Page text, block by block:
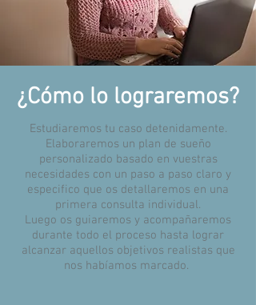
¿Cómo lo lograremos?
Estudiaremos tu caso detenidamente.
Elaboraremos un plan de sueño
personalizado basado en vuestras
necesidades con un paso a paso claro y
especifico que os detallaremos en una
primera consulta individual.
Luego os guiaremos y acompañaremos
durante todo el proceso hasta lograr
alcanzar aquellos objetivos realistas que
nos habíamos marcado.